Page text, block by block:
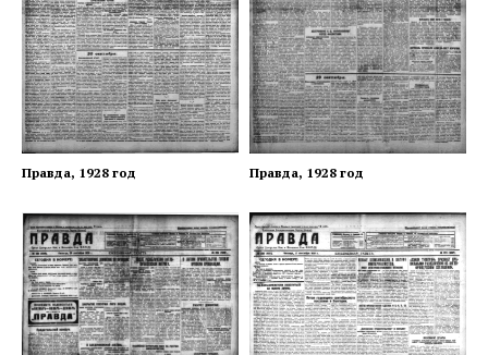
Правда, 1928 год Правда, 1928 год